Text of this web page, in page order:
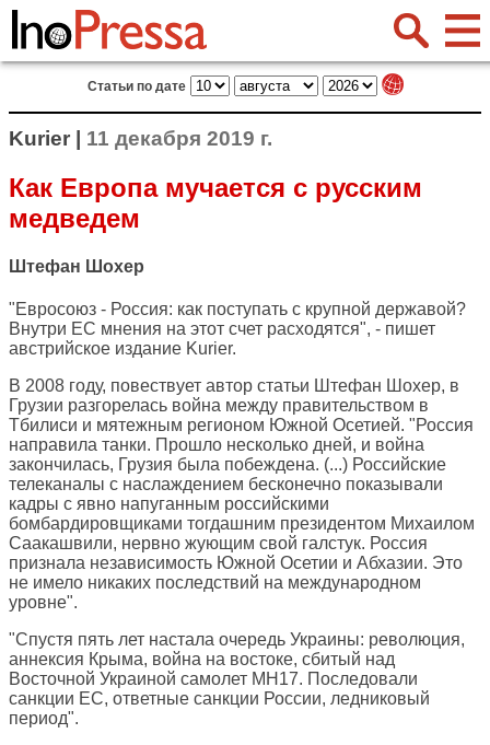
Статьи по дате
Kurier | 11 декабря 2019 г.
Как Европа мучается с русским
медведем
Штефан Шохер
"Евросоюз - Россия: как поступать с крупной державой?
Внутри ЕС мнения на этот счет расходятся", - пишет
австрийское издание Kurier.
В 2008 году, повествует автор статьи Штефан Шохер, в
Грузии разгорелась война между правительством в
Тбилиси и мятежным регионом Южной Осетией. "Россия
направила танки. Прошло несколько дней, и война
закончилась, Грузия была побеждена. (...) Российские
телеканалы с наслаждением бесконечно показывали
кадры с явно напуганным российскими
бомбардировщиками тогдашним президентом Михаилом
Саакашвили, нервно жующим свой галстук. Россия
признала независимость Южной Осетии и Абхазии. Это
не имело никаких последствий на международном
уровне".
"Спустя пять лет настала очередь Украины: революция,
аннексия Крыма, война на востоке, сбитый над
Восточной Украиной самолет MH17. Последовали
санкции ЕС, ответные санкции России, ледниковый
период".